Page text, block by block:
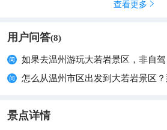
查看更多 
用户问答(8)
景点详情